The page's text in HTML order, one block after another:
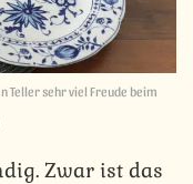
Teller sehr viel Freude beim
Zwar ist das